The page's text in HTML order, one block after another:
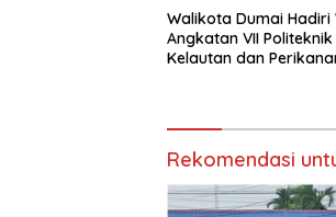
Walikota Dumai Hadiri
Angkatan VII Politeknik
Kelautan dan
Rekomendasi